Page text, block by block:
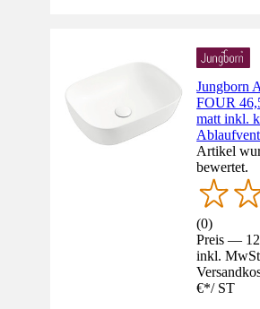
Jungborn
FOUR
matt inkl.
Artikel
bewertet.
(0)
Preis —
inkl.
€*/ ST